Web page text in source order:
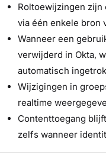
Roltoewijzingen
via één enkele bron
Wanneer een
verwijderd in Okta,
automatisch
Wijzigingen in
realtime
Contenttoegang
zelfs wanneer